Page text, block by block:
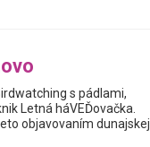
s pádlami,
Letná háVEĎovačka.
objavovaním dunajskej